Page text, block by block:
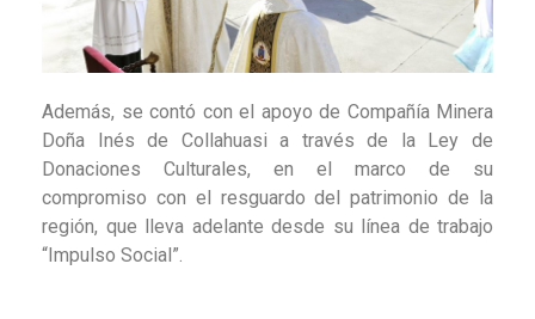
Además, se contó con el apoyo de Compañía Minera
Doña Inés de Collahuasi a través de la Ley de
Donaciones Culturales, en el marco de su
compromiso con el resguardo del patrimonio de la
región, que lleva adelante desde su línea de trabajo
“Impulso Social”.